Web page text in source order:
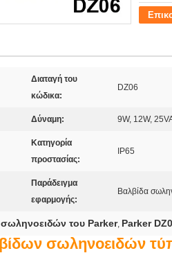
Διαταγή του
κώδικα:
DZ06
Δύναμη: 9W, 12W,
Κατηγορία
προστασίας:
IP65
Παράδειγμα
εφαρμογής:
Βαλβίδα
του Parker, Parker
σωληνοειδών